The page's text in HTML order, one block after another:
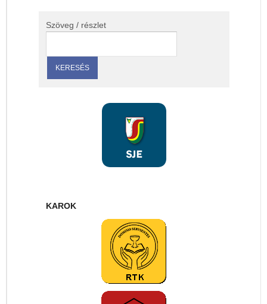
Szöveg / részlet
KAROK